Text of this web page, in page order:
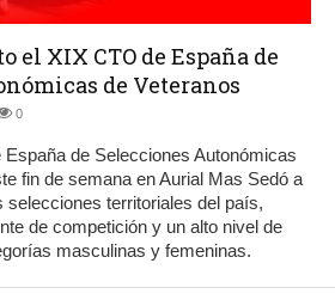
el XIX CTO de España de
de Veteranos
0
de Selecciones Autonómicas
fin de semana en Aurial Mas Sedó a
selecciones territoriales del país,
de competición y un alto nivel de
masculinas y femeninas.